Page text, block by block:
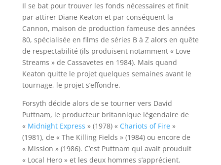
Il se bat pour trouver les fonds nécessaires et finit
par attirer Diane Keaton et par conséquent la
Cannon, maison de production fameuse des années
80, spécialisée en films de séries B à Z alors en quête
de respectabilité (ils produisent notamment « Love
Streams » de Cassavetes en 1984). Mais quand
Keaton quitte le projet quelques semaines avant le
tournage, le projet s’effondre.
Forsyth décide alors de se tourner vers David
Puttnam, le producteur britannique légendaire de
« Midnight Express » (1978) « Chariots of Fire»
(1981), de « The Killing Fields » (1984) ou encore de
« Mission » (1986). C’est Puttnam qui avait prouduit
« Local Hero » et les deux hommes s’apprécient.